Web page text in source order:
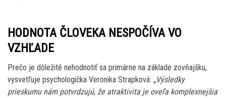
HODNOTA ČLOVEKA NESPOČÍVA VO
VZHĽADE
Prečo je dôležité nehodnotiť sa primárne na základe zovňajšku,
vysvetľuje psychologička Veronika Strapková: „Výsledky
prieskumu nám potvrdzujú, že atraktivita je oveľa komplexnejšia